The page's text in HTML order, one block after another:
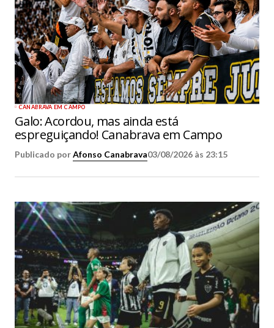
CANABRAVA EM CAMPO
Galo: Acordou, mas ainda está
espreguiçando! Canabrava em Campo
Publicado porAfonso Canabrava03/08/2026 às 23:15